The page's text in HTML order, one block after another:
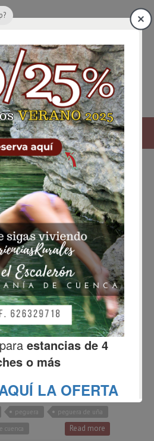
de Uña
8, 2021
de restauración de la
quienes se han
de Cuenca.
peguera
peguera de uña
cuenca
Read more